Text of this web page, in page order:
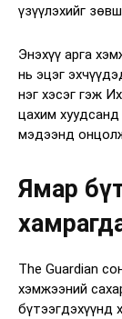
үзүүлэхийг
Энэхүү арга
нь эцэг
нэг хэсэг гэж
цахим хуудсанд
мэдээнд
Ямар
The Guardian
хэмжээний
бүтээгдэхүүнд